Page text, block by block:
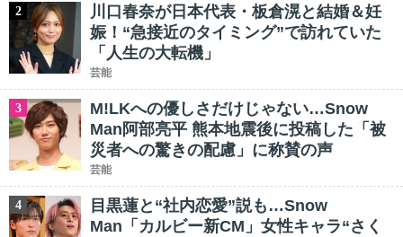
2
川口春奈が日本代表・板倉滉と結婚＆妊
娠！“急接近のタイミング”で訪れていた
「人生の大転機」
芸能
3
M!LKへの優しさだけじゃない…Snow
Man阿部亮平 熊本地震後に投稿した「被
災者への驚きの配慮」に称賛の声
芸能
4
目黒蓮と“社内恋愛”説も…Snow
Man「カルビー新CM」女性キャラ“さく